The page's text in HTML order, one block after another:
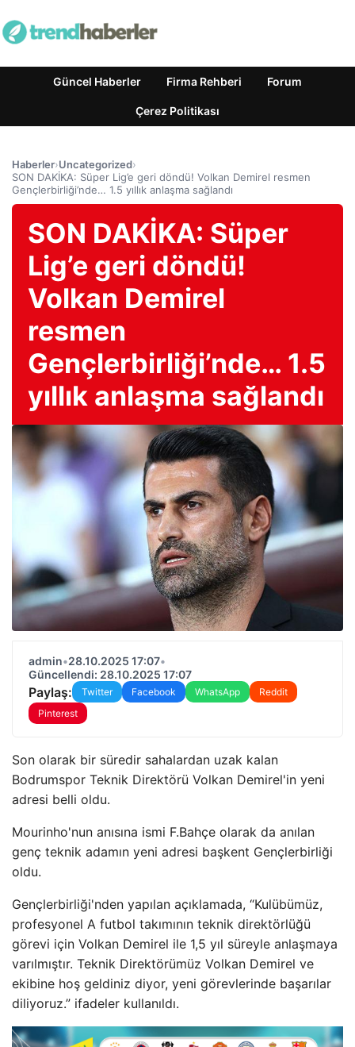
Güncel Haberler Firma Rehberi Forum
Çerez Politikası
Haberler›Uncategorized›
SON DAKİKA: Süper Lig’e geri döndü! Volkan Demirel resmen
Gençlerbirliği’nde… 1.5 yıllık anlaşma sağlandı
SON DAKİKA: Süper
Lig’e geri döndü!
Volkan Demirel
resmen
Gençlerbirliği’nde… 1.5
yıllık anlaşma sağlandı
admin•28.10.2025 17:07•
Güncellendi: 28.10.2025 17:07
Paylaş: Twitter Facebook WhatsApp
Reddit
Pinterest
Son olarak bir süredir sahalardan uzak kalan
Bodrumspor Teknik Direktörü Volkan Demirel'in yeni
adresi belli oldu.
Mourinho'nun anısına ismi F.Bahçe olarak da anılan
genç teknik adamın yeni adresi başkent Gençlerbirliği
oldu.
Gençlerbirliği'nden yapılan açıklamada, “Kulübümüz,
profesyonel A futbol takımının teknik direktörlüğü
görevi için Volkan Demirel ile 1,5 yıl süreyle anlaşmaya
varılmıştır. Teknik Direktörümüz Volkan Demirel ve
ekibine hoş geldiniz diyor, yeni görevlerinde başarılar
diliyoruz.” ifadeler kullanıldı.